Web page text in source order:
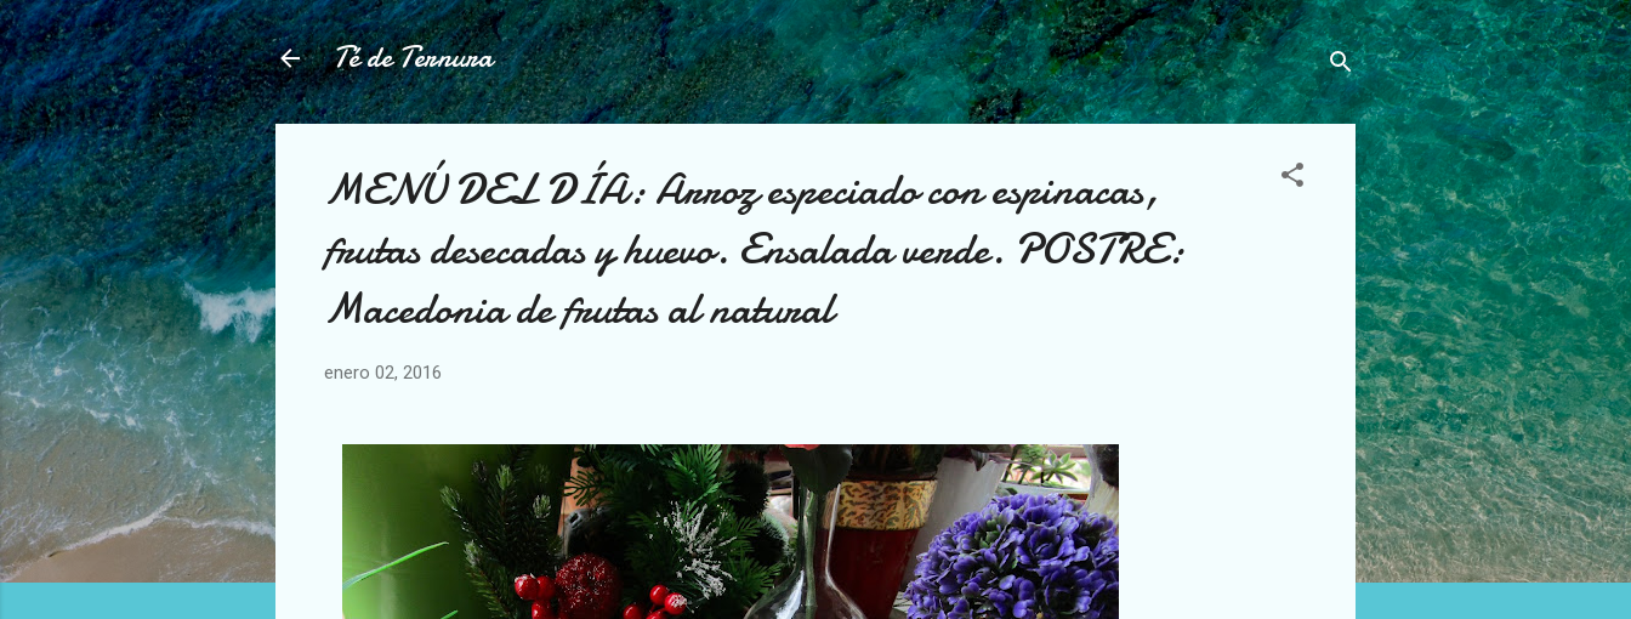
Ir al contenido principal
Té de Ternura
MENÚ DEL DÍA: Arroz especiado con espinacas,
frutas desecadas y huevo. Ensalada verde. POSTRE:
Macedonia de frutas al natural
enero 02, 2016